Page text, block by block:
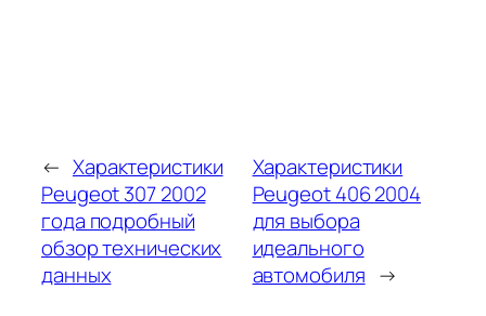
← Характеристики
Peugeot 307 2002
года подробный
обзор технических
данных
Характеристики
Peugeot 406 2004
для выбора
идеального
автомобиля →